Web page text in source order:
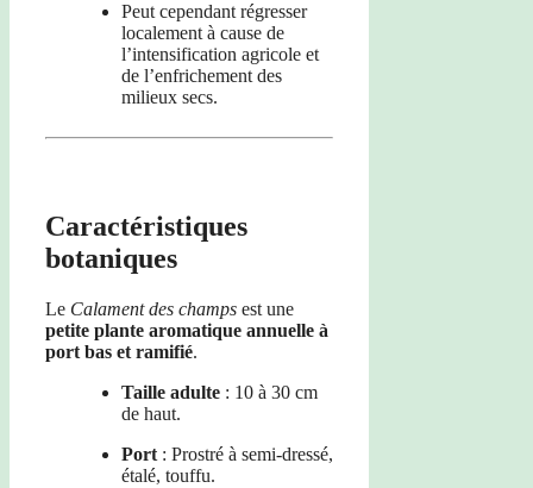
Peut cependant régresser
localement à cause de
l’intensification agricole et
de l’enfrichement des
milieux secs.
Caractéristiques
botaniques
Le Calament des champs est une
petite plante aromatique annuelle à
port bas et ramifié.
Taille adulte : 10 à 30 cm
de haut.
Port : Prostré à semi-dressé,
étalé, touffu.